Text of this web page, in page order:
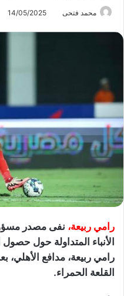
محمد فتحى 14/05/2025
رامي ربيعة، نفى مصدر
الأنباء المتداولة حول
رامي ربيعة، مدافع الأهلي،
القلعة الحمراء.